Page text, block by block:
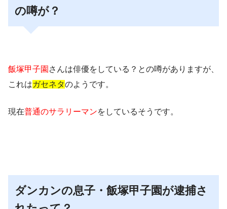
の噂が？
飯塚甲子園 さんは俳優をしている？との噂がありますが、
これはガセネタのようです。
現在普通のサラリーマンをしているそうです。
ダンカンの息子・飯塚甲子園が逮捕さ